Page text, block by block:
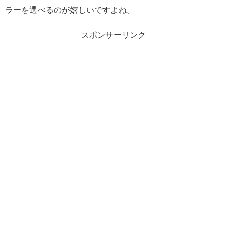
ラーを選べるのが嬉しいですよね。
スポンサーリンク